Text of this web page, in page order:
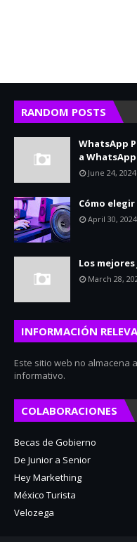
RANDOM POSTS
WhatsApp
a
June 24, 2024
Cómo
April 30, 2024
Los
March 28,
INFORMACIÓN
Este sitio web no almacena
informativo.
COLABORACIONES
Becas de Gobierno
De Junior a Senior
Hey Markething
México Turista
Velozega